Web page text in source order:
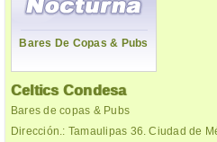
Bares De Copas & Pubs
Celtics Condesa
Bares de copas & Pubs
Dirección.: Tamaulipas 36. Ciudad de